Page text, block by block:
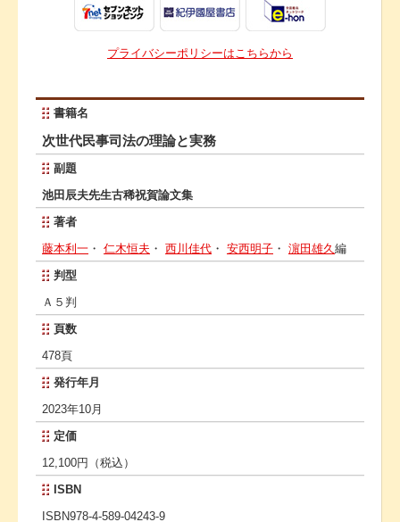
プライバシーポリシーはこちらから
書籍名
次世代民事司法の理論と実務
副題
池田辰夫先生古稀祝賀論文集
著者
藤本利一 ・ 仁木恒夫 ・ 西川佳代 ・ 安西明子 ・ 濵田雄久 編
判型
Ａ５判
頁数
478頁
発行年月
2023年10月
定価
12,100円（税込）
ISBN
ISBN978-4-589-04243-9